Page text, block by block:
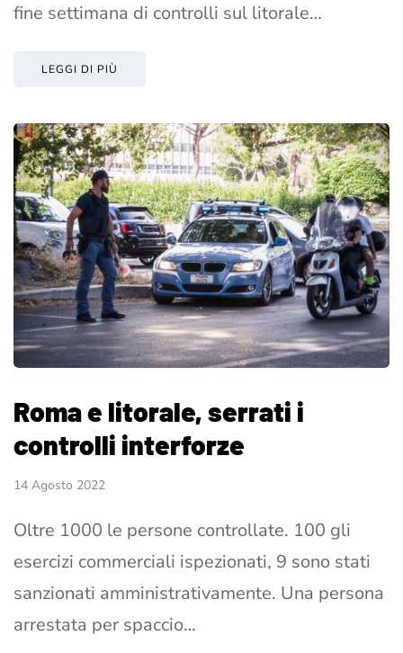
fine settimana di controlli sul litorale…
LEGGI DI PIÙ
Roma e litorale, serrati i
controlli interforze
14 Agosto 2022
Oltre 1000 le persone controllate. 100 gli
esercizi commerciali ispezionati, 9 sono stati
sanzionati amministrativamente. Una persona
arrestata per spaccio…